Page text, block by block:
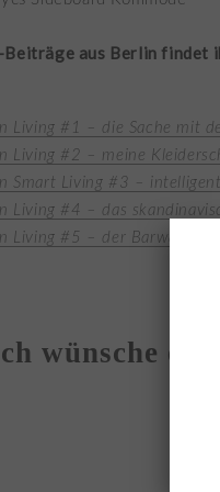
aus Berlin findet
Living #1 – die Sache mit
Living #2 – meine
Smart Living #3 –
Living #4 – das
Living #5 – der Barwagen
wünsche